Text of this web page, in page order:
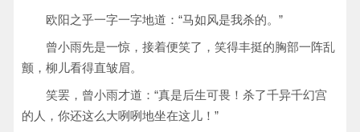
欧阳之乎一字一字地道：“马如风是我杀的。”
曾小雨先是一惊，接着便笑了，笑得丰挺的胸部一阵乱
颤，柳儿看得直皱眉。
笑罢，曾小雨才道：“真是后生可畏！杀了千异千幻宫
的人，你还这么大咧咧地坐在这儿！”